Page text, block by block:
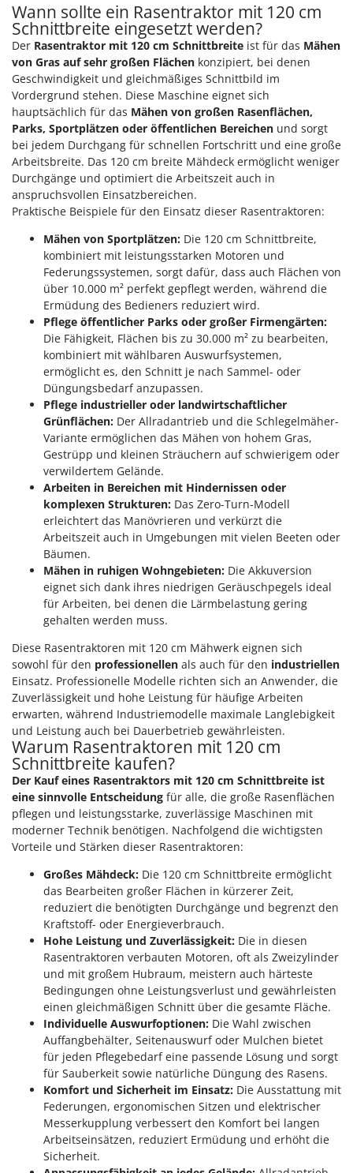
Wann sollte ein Rasentraktor mit 120 cm
Schnittbreite eingesetzt werden?
Der Rasentraktor mit 120 cm Schnittbreite ist für das Mähen
von Gras auf sehr großen Flächen konzipiert, bei denen
Geschwindigkeit und gleichmäßiges Schnittbild im
Vordergrund stehen. Diese Maschine eignet sich
hauptsächlich für das Mähen von großen Rasenflächen,
Parks, Sportplätzen oder öffentlichen Bereichen und sorgt
bei jedem Durchgang für schnellen Fortschritt und eine große
Arbeitsbreite. Das 120 cm breite Mähdeck ermöglicht weniger
Durchgänge und optimiert die Arbeitszeit auch in
anspruchsvollen Einsatzbereichen.
Praktische Beispiele für den Einsatz dieser Rasentraktoren:
Mähen von Sportplätzen: Die 120 cm Schnittbreite,
kombiniert mit leistungsstarken Motoren und
Federungssystemen, sorgt dafür, dass auch Flächen von
über 10.000 m² perfekt gepflegt werden, während die
Ermüdung des Bedieners reduziert wird.
Pflege öffentlicher Parks oder großer Firmengärten:
Die Fähigkeit, Flächen bis zu 30.000 m² zu bearbeiten,
kombiniert mit wählbaren Auswurfsystemen,
ermöglicht es, den Schnitt je nach Sammel- oder
Düngungsbedarf anzupassen.
Pflege industrieller oder landwirtschaftlicher
Grünflächen: Der Allradantrieb und die Schlegelmäher-
Variante ermöglichen das Mähen von hohem Gras,
Gestrüpp und kleinen Sträuchern auf schwierigem oder
verwildertem Gelände.
Arbeiten in Bereichen mit Hindernissen oder
komplexen Strukturen: Das Zero-Turn-Modell
erleichtert das Manövrieren und verkürzt die
Arbeitszeit auch in Umgebungen mit vielen Beeten oder
Bäumen.
Mähen in ruhigen Wohngebieten: Die Akkuversion
eignet sich dank ihres niedrigen Geräuschpegels ideal
für Arbeiten, bei denen die Lärmbelastung gering
gehalten werden muss.
Diese Rasentraktoren mit 120 cm Mähwerk eignen sich
sowohl für den professionellen als auch für den industriellen
Einsatz. Professionelle Modelle richten sich an Anwender, die
Zuverlässigkeit und hohe Leistung für häufige Arbeiten
erwarten, während Industriemodelle maximale Langlebigkeit
und Leistung auch bei Dauerbetrieb gewährleisten.
Warum Rasentraktoren mit 120 cm
Schnittbreite kaufen?
Der Kauf eines Rasentraktors mit 120 cm Schnittbreite ist
eine sinnvolle Entscheidung für alle, die große Rasenflächen
pflegen und leistungsstarke, zuverlässige Maschinen mit
moderner Technik benötigen. Nachfolgend die wichtigsten
Vorteile und Stärken dieser Rasentraktoren:
Großes Mähdeck: Die 120 cm Schnittbreite ermöglicht
das Bearbeiten großer Flächen in kürzerer Zeit,
reduziert die benötigten Durchgänge und begrenzt den
Kraftstoff- oder Energieverbrauch.
Hohe Leistung und Zuverlässigkeit: Die in diesen
Rasentraktoren verbauten Motoren, oft als Zweizylinder
und mit großem Hubraum, meistern auch härteste
Bedingungen ohne Leistungsverlust und gewährleisten
einen gleichmäßigen Schnitt über die gesamte Fläche.
Individuelle Auswurfoptionen: Die Wahl zwischen
Auffangbehälter, Seitenauswurf oder Mulchen bietet
für jeden Pflegebedarf eine passende Lösung und sorgt
für Sauberkeit sowie natürliche Düngung des Rasens.
Komfort und Sicherheit im Einsatz: Die Ausstattung mit
Federungen, ergonomischen Sitzen und elektrischer
Messerkupplung verbessert den Komfort bei langen
Arbeitseinsätzen, reduziert Ermüdung und erhöht die
Sicherheit.